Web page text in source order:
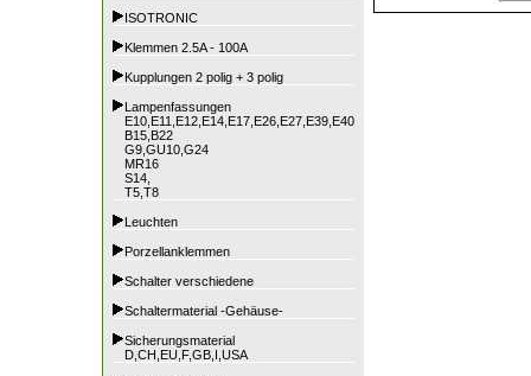
ISOTRONIC
Klemmen 2.5A - 100A
Kupplungen 2 polig + 3 polig
Lampenfassungen
E10,E11,E12,E14,E17,E26,E27,E39,E40
B15,B22
G9,GU10,G24
MR16
S14,
T5,T8
Leuchten
Porzellanklemmen
Schalter verschiedene
Schaltermaterial -Gehäuse-
Sicherungsmaterial
D,CH,EU,F,GB,I,USA